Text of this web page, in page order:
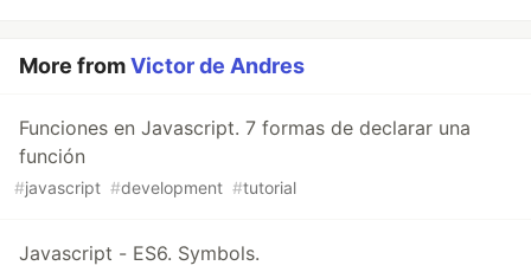
More fromVictor de Andres
Funciones en Javascript. 7 formas de declarar una
función
#javascript #development #tutorial
Javascript - ES6. Symbols.